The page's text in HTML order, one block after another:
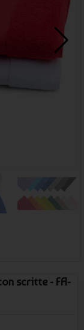
scritte - FA-